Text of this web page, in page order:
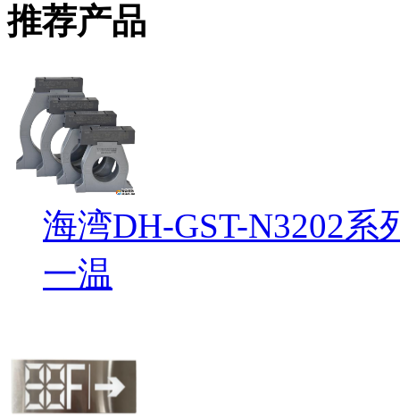
推荐产品
海湾DH-GST-N3202
一温